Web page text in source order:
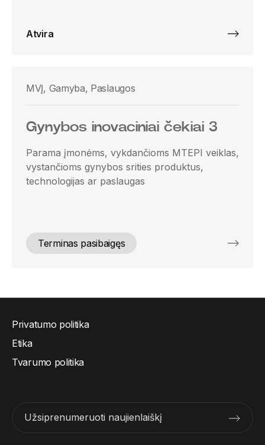
Atvira
MVĮ, Gamyba, Paslaugos
Gynybos inovaciniai čekiai 3
Parama įmonėms, vykdančioms MTEPI veiklas,
vystančioms gynybos srities produktus,
technologijas ar paslaugas
Terminas pasibaigęs
Užsiprenumeruoti naujienlaiškį
Privatumo politika
Etika
Tvarumo politika